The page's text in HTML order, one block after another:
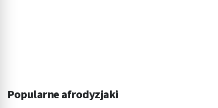
Popularne afrodyzjaki